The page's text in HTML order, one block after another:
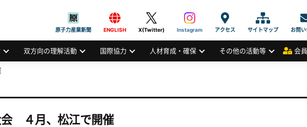
ATOMIC INDUSTRIAL FORUM, INC.
原子力産業新聞 ENGLISH X(Twitter) Instagram アクセス サイトマップ お問
双方向の理解活動 国際協力 人材育成・確保 その他の活動等 会
会 ４月、松江で開催